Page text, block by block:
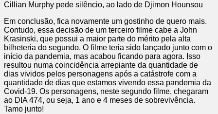
Cillian Murphy pede silêncio, ao lado de Djimon Hounsou
Em conclusão, fica novamente um gostinho de quero mais.
Contudo, essa decisão de um terceiro filme cabe a John
Krasinski, que possui a maior parte do mérito pela alta
bilheteria do segundo. O filme teria sido lançado junto com o
início da pandemia, mas acabou ficando para agora. Isso
resultou numa coincidência arrepiante da quantidade de
dias vividos pelos personagens após a catástrofe com a
quantidade de dias que estamos vivendo essa pandemia da
Covid-19. Os personagens, neste segundo filme, chegaram
ao DIA 474, ou seja, 1 ano e 4 meses de sobrevivência.
Tamo junto!